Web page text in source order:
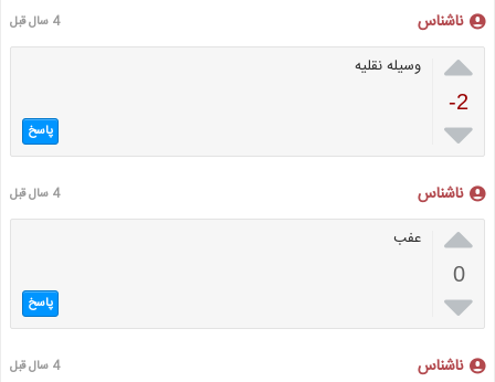
ناشناس 4 سال قبل

-2

وسیله نقلیه
پاسخ
ناشناس 4 سال قبل

0

عفب
پاسخ
ناشناس 4 سال قبل